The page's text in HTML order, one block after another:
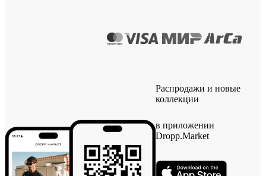
Распродажи и новые
коллекции
в приложении
Dropp.Market